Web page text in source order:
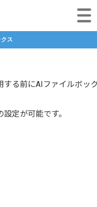
ス
する前にAIファイルボッ
定が可能です。